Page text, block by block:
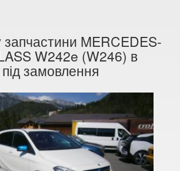
keyboard_arrow_down
keyboard_arrow_down
keyboard_arrow_down
keyboard_arrow_down
запчастини MERCEDES-
W242e (W246) в
замовлення